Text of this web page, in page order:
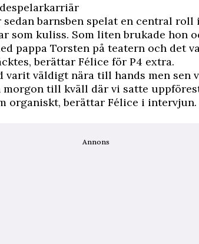
barnsben spelat en central roll
som kuliss. Som liten brukade hon
pappa Torsten på teatern och det
berättar Félice för P4 extra.
varit väldigt nära till hands men sen
morgon till kväll där vi satte
organiskt, berättar Félice i intervjun.
Annons